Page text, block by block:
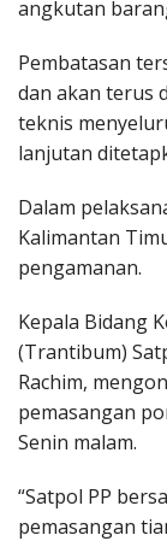
angkutan
Pembatasan
dan akan terus
teknis
lanjutan
Dalam
Kalimantan
pengamanan.
Kepala Bidang
(Trantibum)
Rachim,
pemasangan
Senin malam.
“Satpol PP
pemasangan